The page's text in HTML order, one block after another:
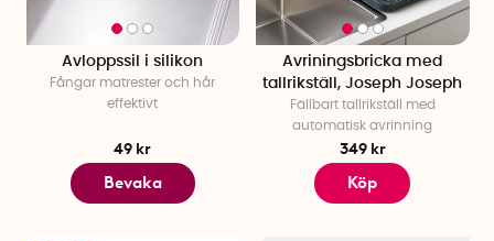
Avloppssil i silikon
Fångar matrester och hår
effektivt
49 kr
Bevaka
Avriningsbricka med
tallrikställ, Joseph Joseph
Fällbart tallrikställ med
automatisk avrinning
349 kr
Köp